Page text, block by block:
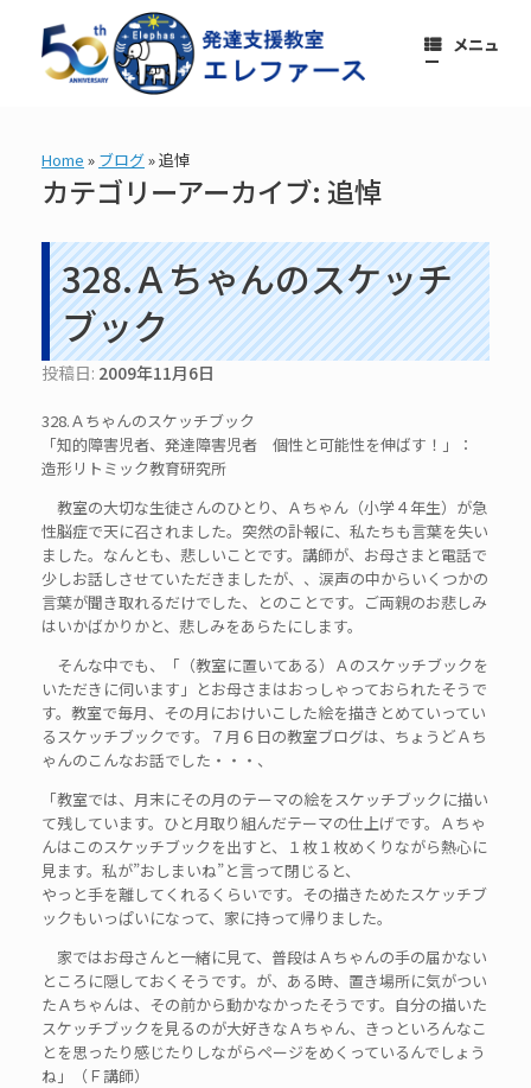
メニュ
ー
Home » ブログ»追悼
カテゴリーアーカイブ: 追悼
328.Ａちゃんのスケッチ
ブック
投稿日: 2009年11月6日
328.Ａちゃんのスケッチブック
「知的障害児者、発達障害児者 個性と可能性を伸ばす！」：
造形リトミック教育研究所
教室の大切な生徒さんのひとり、Ａちゃん（小学４年生）が急
性脳症で天に召されました。突然の訃報に、私たちも言葉を失い
ました。なんとも、悲しいことです。講師が、お母さまと電話で
少しお話しさせていただきましたが、、涙声の中からいくつかの
言葉が聞き取れるだけでした、とのことです。ご両親のお悲しみ
はいかばかりかと、悲しみをあらたにします。
そんな中でも、「（教室に置いてある）Ａのスケッチブックを
いただきに伺います」とお母さまはおっしゃっておられたそうで
す。教室で毎月、その月におけいこした絵を描きとめていってい
るスケッチブックです。７月６日の教室ブログは、ちょうどＡち
ゃんのこんなお話でした・・・、
「教室では、月末にその月のテーマの絵をスケッチブックに描い
て残しています。ひと月取り組んだテーマの仕上げです。Ａちゃ
んはこのスケッチブックを出すと、１枚１枚めくりながら熱心に
見ます。私が”おしまいね”と言って閉じると、
やっと手を離してくれるくらいです。その描きためたスケッチブ
ックもいっぱいになって、家に持って帰りました。
家ではお母さんと一緒に見て、普段はＡちゃんの手の届かない
ところに隠しておくそうです。が、ある時、置き場所に気がつい
たＡちゃんは、その前から動かなかったそうです。自分の描いた
スケッチブックを見るのが大好きなＡちゃん、きっといろんなこ
とを思ったり感じたりしながらページをめくっているんでしょう
ね」（Ｆ講師）